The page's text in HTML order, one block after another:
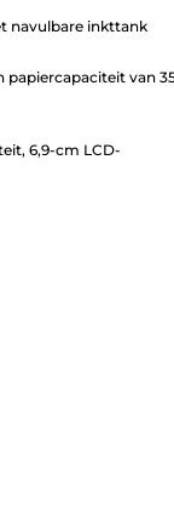
navulbare inkttank
papiercapaciteit van
6,9-cm LCD-